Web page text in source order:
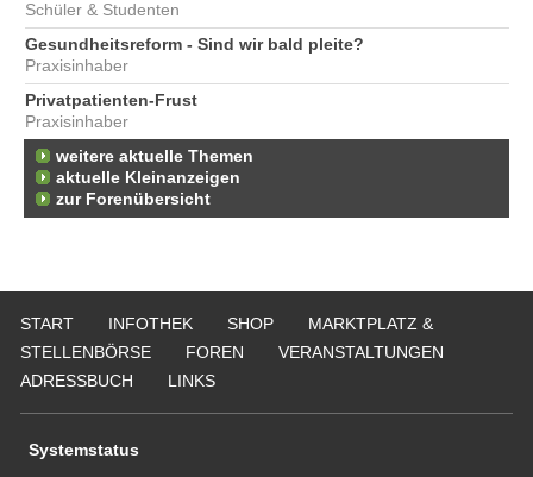
Schüler & Studenten
Gesundheitsreform - Sind wir bald pleite?
Praxisinhaber
Privatpatienten-Frust
Praxisinhaber
weitere aktuelle Themen
aktuelle Kleinanzeigen
zur Forenübersicht
START INFOTHEK SHOP
MARKTPLATZ &
STELLENBÖRSE
FOREN
VERANSTALTUNGEN
ADRESSBUCH
LINKS
Systemstatus